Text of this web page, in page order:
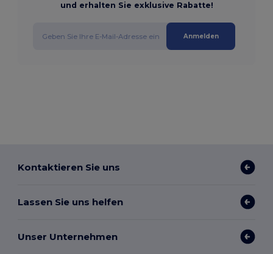
und erhalten Sie exklusive Rabatte!
Anmelden
Kontaktieren Sie uns
Lassen Sie uns helfen
Unser Unternehmen